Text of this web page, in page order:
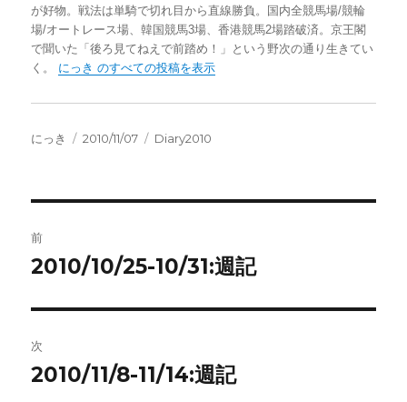
が好物。戦法は単騎で切れ目から直線勝負。国内全競馬場/競輪
場/オートレース場、韓国競馬3場、香港競馬2場踏破済。京王閣
で聞いた「後ろ見てねえで前踏め！」という野次の通り生きてい
く。 にっき のすべての投稿を表示
投
にっき
投
2010/11/07
カ
Diary2010
稿
ビ
ゲ
前
前
投
稿:
2010/10/25-10/31:週記
次
次
2010/11/8-11/14:週記